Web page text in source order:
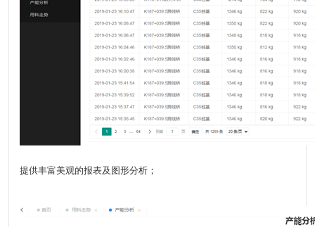
提供丰富美观的报表及图形分析；